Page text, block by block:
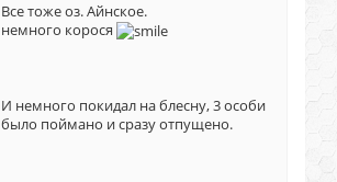
Все тоже оз. Айнское.
немного корося
И немного покидал на блесну, 3 особи
было поймано и сразу отпущено.